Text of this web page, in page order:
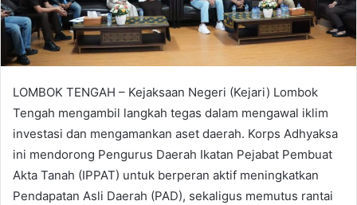
​LOMBOK TENGAH – Kejaksaan Negeri (Kejari) Lombok
Tengah mengambil langkah tegas dalam mengawal iklim
investasi dan mengamankan aset daerah. Korps Adhyaksa
ini mendorong Pengurus Daerah Ikatan Pejabat Pembuat
Akta Tanah (IPPAT) untuk berperan aktif meningkatkan
Pendapatan Asli Daerah (PAD), sekaligus memutus rantai